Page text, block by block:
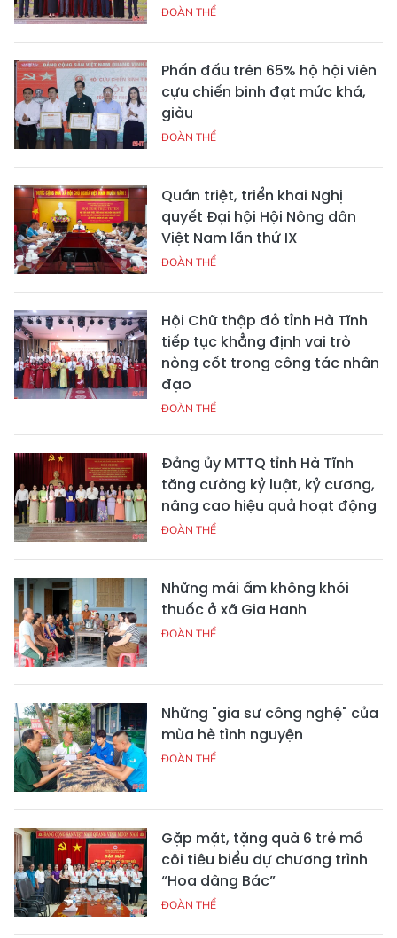
ĐOÀN THỂ
Phấn đấu trên 65% hộ hội viên
cựu chiến binh đạt mức khá,
giàu
ĐOÀN THỂ
Quán triệt, triển khai Nghị
quyết Đại hội Hội Nông dân
Việt Nam lần thứ IX
ĐOÀN THỂ
Hội Chữ thập đỏ tỉnh Hà Tĩnh
tiếp tục khẳng định vai trò
nòng cốt trong công tác nhân
đạo
ĐOÀN THỂ
Đảng ủy MTTQ tỉnh Hà Tĩnh
tăng cường kỷ luật, kỷ cương,
nâng cao hiệu quả hoạt động
ĐOÀN THỂ
Những mái ấm không khói
thuốc ở xã Gia Hanh
ĐOÀN THỂ
Những "gia sư công nghệ" của
mùa hè tình nguyện
ĐOÀN THỂ
Gặp mặt, tặng quà 6 trẻ mồ
côi tiêu biểu dự chương trình
“Hoa dâng Bác”
ĐOÀN THỂ